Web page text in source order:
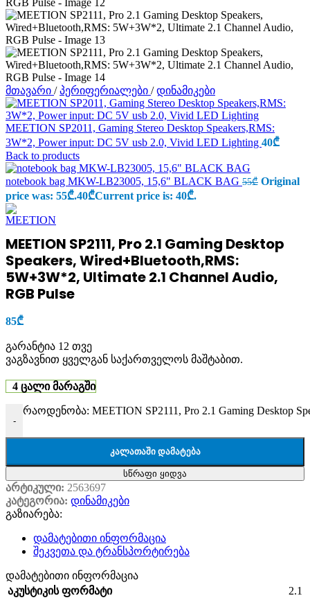
მთავარი / პერიფერიალები / დინამიკები
MEETION SP2011, Gaming Stereo Desktop Speakers,RMS:
3W*2, Power input: DC 5V usb 2.0, Vivid LED Lighting 40₾
Back to products
notebook bag MKW-LB23005, 15,6" BLACK BAG 55₾ Original
price was: 55₾.40₾Current price is: 40₾.
MEETION SP2111, Pro 2.1 Gaming Desktop
Speakers, Wired+Bluetooth,RMS:
5W+3W*2, Ultimate 2.1 Channel Audio,
RGB Pulse
85₾
გარანტია 12 თვე
ვაგზავნით ყველგან საქართველოს მაშტაბით.
4 ცალი მარაგში
-
რაოდენობა: MEETION SP2111, Pro 2.1 Gaming Desktop
ᲙᲐᲚᲐᲗᲐᲨᲘ ᲓᲐᲛᲐᲢᲔᲑᲐ
სწრაფი ყიდვა
არტიკული: 2563697
კატეგორია: დინამიკები
გაზიარება:
დამატებითი ინფორმაცია
შეკვეთა და ტრანსპორტირება
დამატებითი ინფორმაცია
აკუსტიკის ფორმატი
2.1